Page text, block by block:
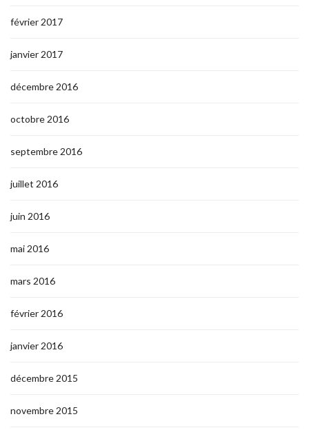
février 2017
janvier 2017
décembre 2016
octobre 2016
septembre 2016
juillet 2016
juin 2016
mai 2016
mars 2016
février 2016
janvier 2016
décembre 2015
novembre 2015